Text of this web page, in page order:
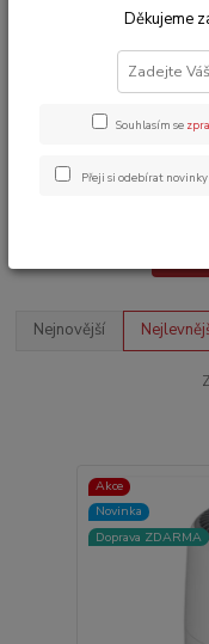
- HEPA14
Profesionální čistič
Poslední kusy
Nejnovější
Akce
Novinka
Doprava ZDARMA
Děkujeme
Souhlasím se
Přeji si odebírat